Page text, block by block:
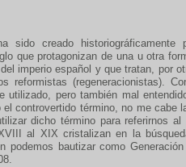
sido creado
que protagonizan de una u otra
imperio español y que tratan, por
reformistas (regeneracionistas).
utilizado, pero también mal
el controvertido término, no me cabe
dicho término para referirnos al
al XIX cristalizan en la
podemos bautizar como